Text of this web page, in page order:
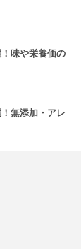
味や栄養価の
無添加・アレ